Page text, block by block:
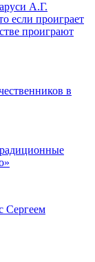
А.Г.
если проиграет
проиграют
в
Сергеем